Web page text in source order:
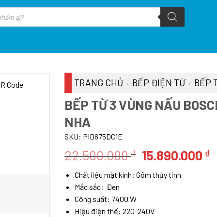
TRANG CHỦ / BẾP ĐIỆN TỪ / BẾP
BẾP TỪ 3 VÙNG NẤU
NHA
SKU: PID675DC1E
22.500.000₫ Giá
gốc
là:
15.890.000 ₫
Chất liệu mặt kính: Gốm thủy tinh
Mắc sắc: Đen
Công suất: 7400 W
Hiệu điện thế: 220-240V